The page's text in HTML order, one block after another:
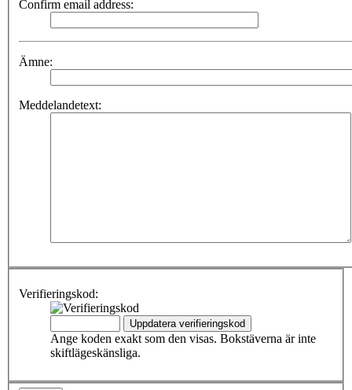
Confirm email address:
Ämne:
Meddelandetext:
Verifieringskod:
Ange koden exakt som den visas. Bokstäverna är inte
skiftlägeskänsliga.